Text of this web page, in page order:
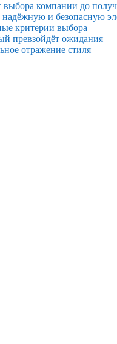
компании до
и безопасную
критерии выбора
превзойдёт ожидания
отражение стиля